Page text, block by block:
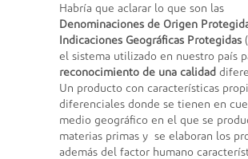
Habría que aclarar lo que son las
Denominaciones de Origen
Indicaciones Geográficas Protegidas
el sistema utilizado en nuestro país
reconocimiento de una calidad
Un producto con características
diferenciales donde se tienen en
medio geográfico en el que se
materias primas y se elaboran los
además del factor humano